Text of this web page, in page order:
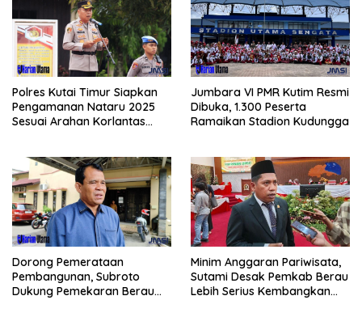
Polres Kutai Timur Siapkan
Pengamanan Nataru 2025
Sesuai Arahan Korlantas
Jumbara VI PMR Kutim Resmi
Dibuka, 1.300 Peserta
Ramaikan Stadion Kudungga
Dorong Pemerataan
Pembangunan, Subroto
Dukung Pemekaran Berau
Minim Anggaran Pariwisata,
Sutami Desak Pemkab Berau
Lebih Serius Kembangkan